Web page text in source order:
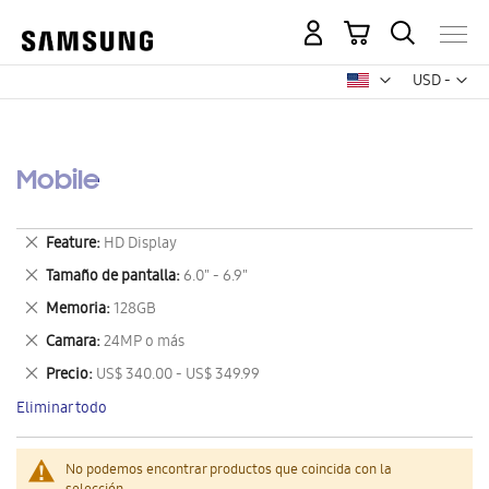
USD -
dólar
Mi carrito
Mobile
No podemos encontrar productos que coincida con la
Feature HD Display
Eliminar
este
artículo
Tamaño de pantalla 6.0" - 6.9"
Eliminar
este
artículo
Memoria 128GB
Eliminar
este
artículo
Camara 24MP o más
Eliminar
este
artículo
Precio US$ 340.00 - US$ 349.99
Eliminar
este
artículo
Eliminar todo